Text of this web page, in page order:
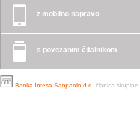
z mobilno napravo
s povezanim čitalnikom
Banka Intesa Sanpaolo d.d. članica skupine